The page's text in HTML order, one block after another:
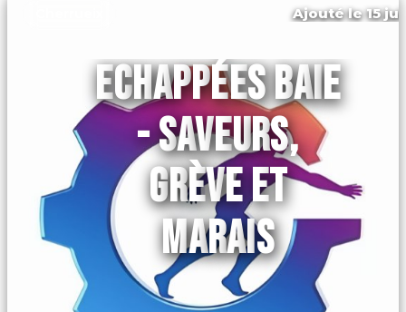
Ajouté le 15
ECHAPPÉES BAIE
- SAVEURS,
GRÈVE ET
MARAIS